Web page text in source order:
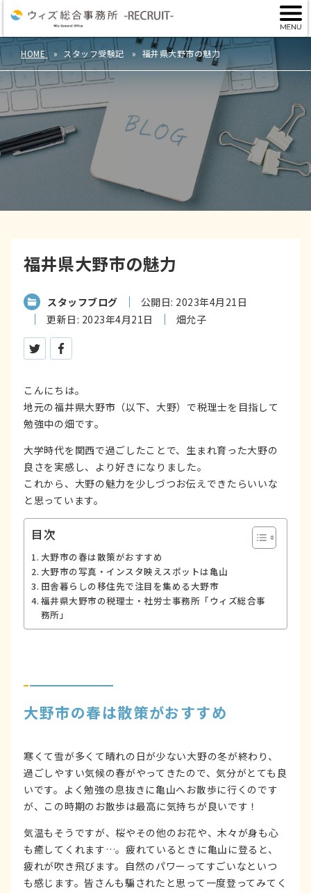
HOME スタッフ受験記 福井県大野市の魅力
福井県大野市の魅力
スタッフブログ
公開日: 2023年4月21日
更新日: 2023年4月21日
畑允子
ツイートする
こんにちは。
地元の福井県大野市（以下、大野）で税理士を目指して
勉強中の畑です。
大学時代を関西で過ごしたことで、生まれ育った大野の
良さを実感し、より好きになりました。
これから、大野の魅力を少しづつお伝えできたらいいな
と思っています。
目次
大野市の春は散策がおすすめ
大野市の写真・インスタ映えスポットは亀山
田舎暮らしの移住先で注目を集める大野市
福井県大野市の税理士・社労士事務所「ウィズ総合事
務所」
大野市の春は散策がおすすめ
寒くて雪が多くて晴れの日が少ない大野の冬が終わり、
過ごしやすい気候の春がやってきたので、気分がとても良
いです。よく勉強の息抜きに亀山へお散歩に行くのです
が、この時期のお散歩は最高に気持ちが良いです！
気温もそうですが、桜やその他のお花や、木々が身も心
も癒してくれます…。疲れているときに亀山に登ると、
疲れが吹き飛びます。自然のパワーってすごいなといつ
も感じます。皆さんも騙されたと思って一度登ってみてく